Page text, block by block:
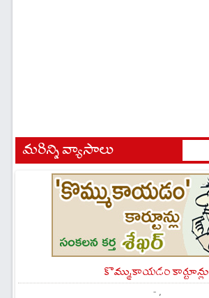
మరిన్ని వ్యాసాలు
కొమ్ముకాయడం కార్టూన్లు
- ,